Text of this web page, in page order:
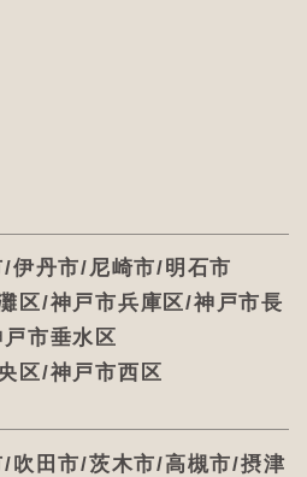
伊丹市/尼崎市/明石市
区/神戸市兵庫区/神戸市長
市垂水区
区/神戸市西区
吹田市/茨木市/高槻市/摂津